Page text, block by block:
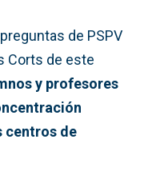
de PSPV
Corts de este
y profesores
centros de